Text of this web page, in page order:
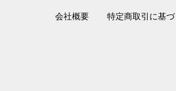
会社概要 特定商取引に基